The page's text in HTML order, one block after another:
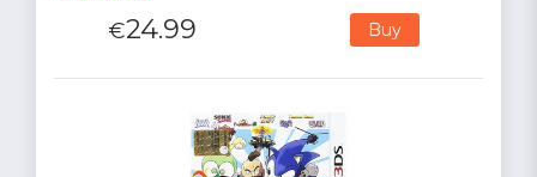
€24.99 Buy